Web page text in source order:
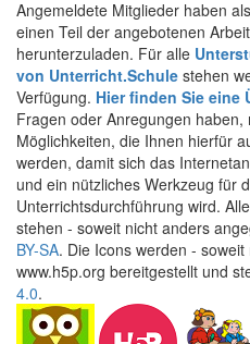
Angemeldete Mitglieder haben
einen Teil der angebotenen
herunterzuladen. Für alle
von Unterricht.Schule stehen
Verfügung. Hier finden Sie eine
Fragen oder Anregungen haben,
Möglichkeiten, die Ihnen hierfür
werden, damit sich das
und ein nützliches Werkzeug für
Unterrichtsdurchführung wird.
stehen - soweit nicht anders
BY-SA. Die Icons werden -
www.h5p.org bereitgestellt und
4.0.